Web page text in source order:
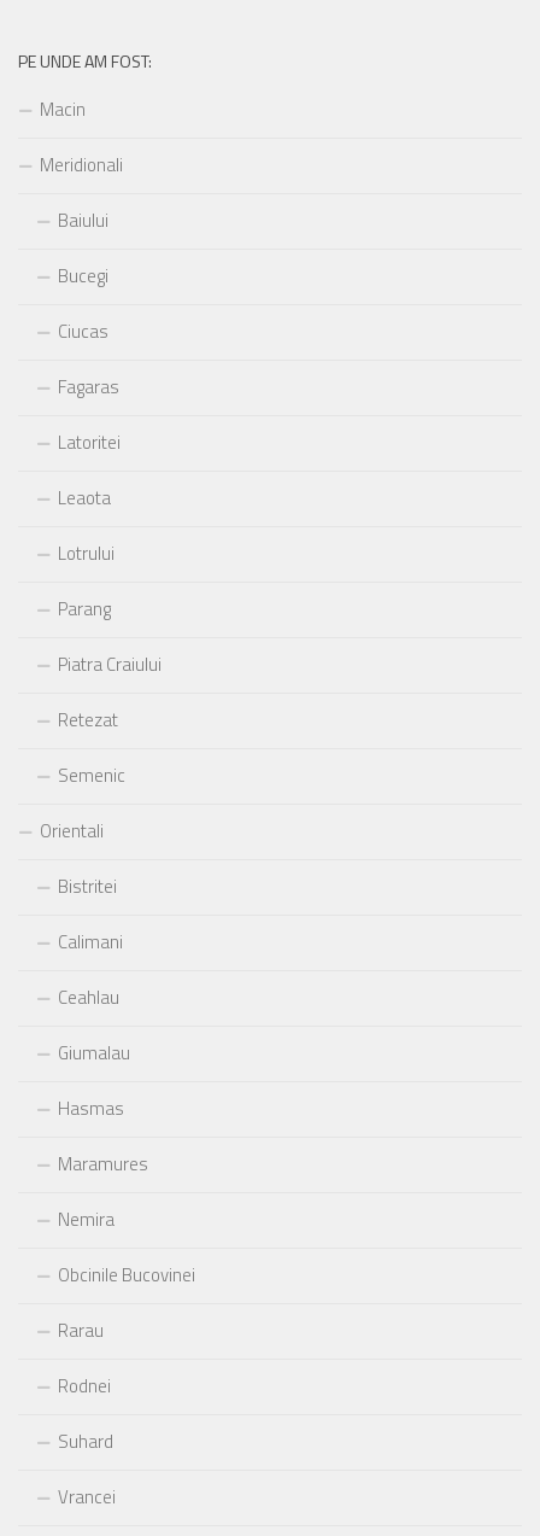
PE UNDE AM FOST:
Macin
Meridionali
Baiului
Bucegi
Ciucas
Fagaras
Latoritei
Leaota
Lotrului
Parang
Piatra Craiului
Retezat
Semenic
Orientali
Bistritei
Calimani
Ceahlau
Giumalau
Hasmas
Maramures
Nemira
Obcinile Bucovinei
Rarau
Rodnei
Suhard
Vrancei